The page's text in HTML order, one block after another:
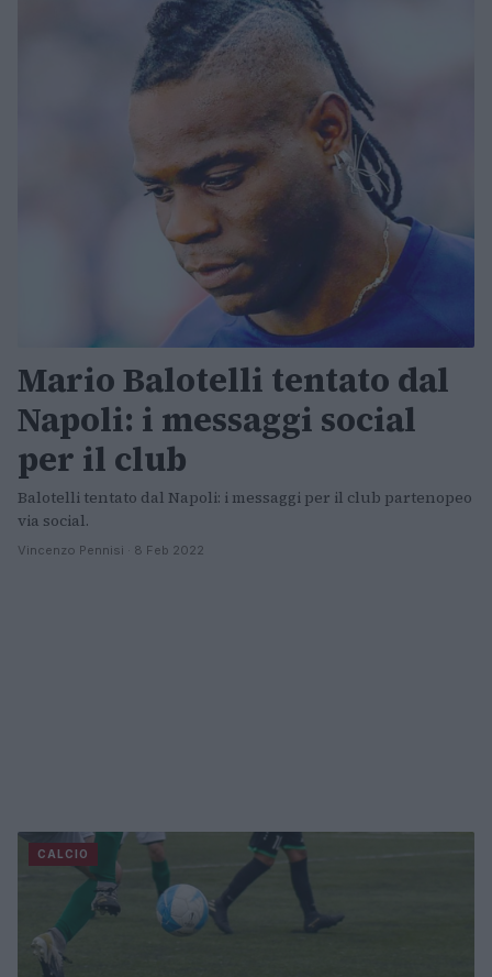
Mario Balotelli tentato dal
Napoli: i messaggi social
per il club
Balotelli tentato dal Napoli: i messaggi per il club partenopeo
via social.
Vincenzo Pennisi · 8 Feb 2022
CALCIO